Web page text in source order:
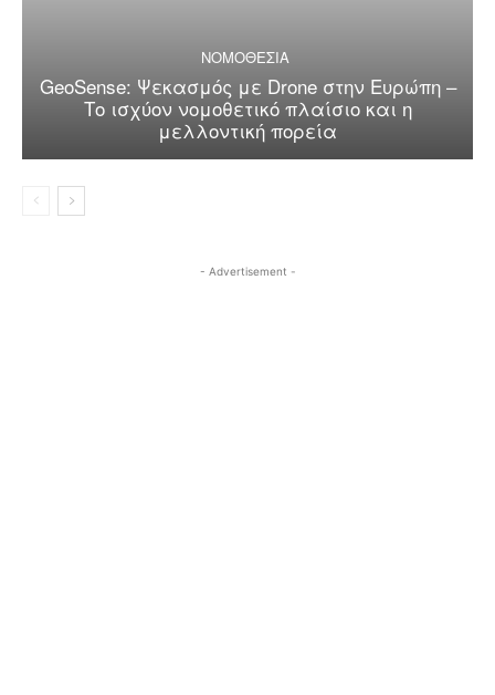
ΝΟΜΟΘΕΣΙΑ
GeoSense: Ψεκασμός με Drone στην Ευρώπη –
Το ισχύον νομοθετικό πλαίσιο και η
μελλοντική πορεία
- Advertisement -